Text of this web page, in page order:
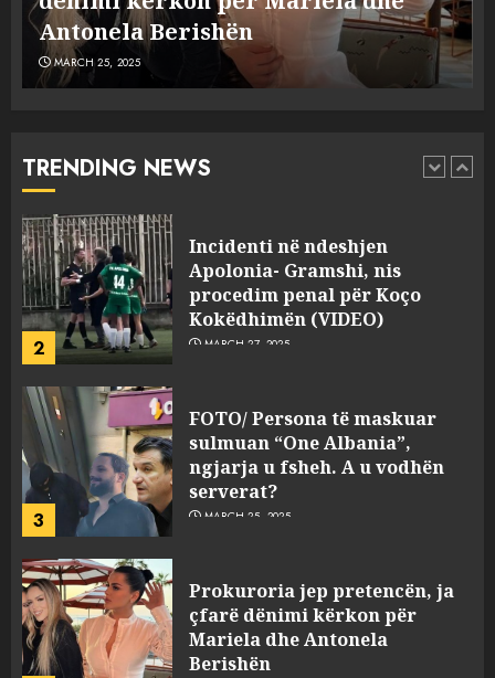
plagosën!
MARCH 25, 2025
TRENDING NEWS
MARCH 25, 2025
1
Punonjësja e UKT akuzon
pasuri të pajustifikuar
2
Incidenti në ndeshjen
Apolonia- Gramshi, nis
procedim penal për Koço
Kokëdhimën (VIDEO)
MARCH 27, 2025
3
FOTO/ Persona të maskuar
sulmuan “One Albania”,
ngjarja u fsheh. A u vodhën
serverat?
MARCH 25, 2025
Prokuroria jep pretencën, ja
çfarë dënimi kërkon për
Mariela dhe Antonela
Berishën